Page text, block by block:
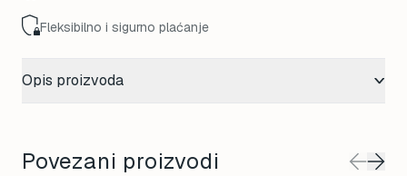
Fleksibilno i sigurno plaćanje
Opis proizvoda
Povezani proizvodi